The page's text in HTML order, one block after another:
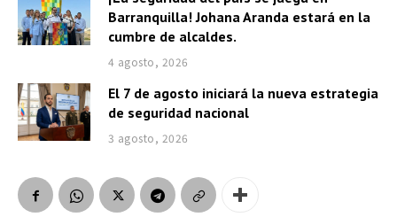
Barranquilla! Johana Aranda estará en la
cumbre de alcaldes.
4 agosto, 2026
El 7 de agosto iniciará la nueva estrategia
de seguridad nacional
3 agosto, 2026